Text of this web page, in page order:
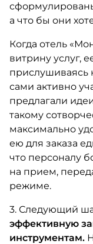
а что бы они
Когда отель
витрину услуг,
прислушиваясь
сами активно
предлагали
такому
максимально
ею для заказа
что персоналу
на прием,
режиме.
3. Следующий
эффективную
инструментам.